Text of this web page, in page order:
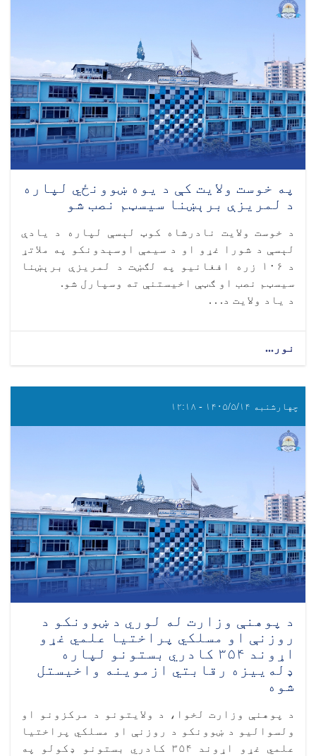
په خوست ولایت کې د یوه ښوونځي لپاره
د لمریزې برېښنا سیسټم نصب شو
د خوست ولایت نادرشاه کوټ لېسې لپاره د یادې
لېسې د شورا غړو او د سیمې اوسېدونکو په ملاتړ
د ۱۰۶ زره افغانیو په لګښت د لمریزې برېښنا
سیسټم نصب او ګټې اخیستنې ته وسپارل شو.
د یاد ولایت د. . .
نور...
چهارشنبه ۱۴۰۵/۵/۱۴ - ۱۲:۱۸
د پوهنې وزارت له لوري د ښوونکو د
روزنې او مسلکي پراختیا علمي غړو
اړوند ۳۵۴ کادري بستونو لپاره
ډله‌ییزه رقابتي ازموینه واخیستل
شوه
د پوهنې وزارت لخوا، د ولايتونو د مرکزونو او
ولسواليو د ښوونکو د روزنې او مسلکي پراختیا
علمي غړو اړوند ۳۵۴ کادري بستونو ډکولو په